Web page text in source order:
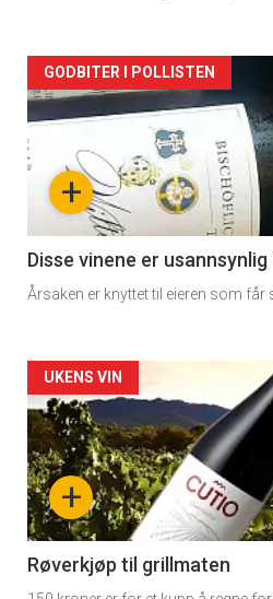
Forsiden
akkurat
nå
3
+
GODBITER I POLLISTEN
Disse vinene er usannsynlig
Årsaken er knyttet til eieren som får
Forsiden
akkurat
nå
-
4
+
UKENS VIN
Røverkjøp til grillmaten